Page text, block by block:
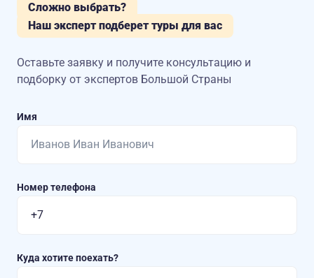
Сложно выбрать?
Наш эксперт подберет туры для вас
Оставьте заявку и получите консультацию и
подборку от экспертов Большой Страны
Имя
Номер телефона
Куда хотите поехать?